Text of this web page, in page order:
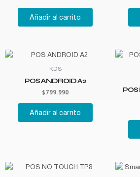
Añadir al carrito
KDS
POS ANDROID A2
$799.990
Añadir al carrito
POS